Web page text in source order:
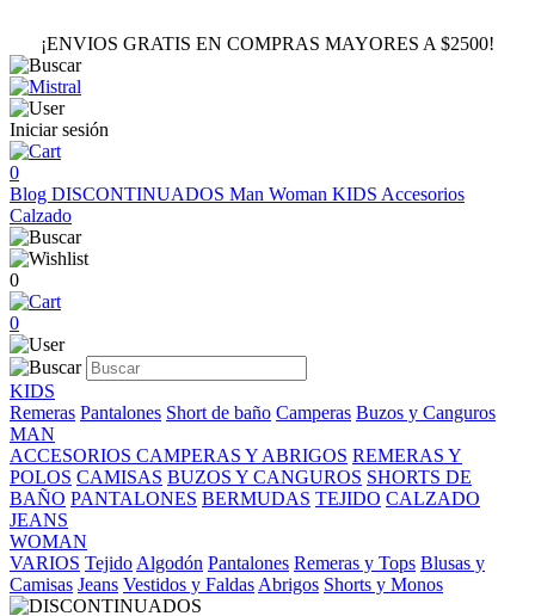
¡ENVIOS GRATIS EN COMPRAS MAYORES A $2500!
Iniciar sesión
0
Blog DISCONTINUADOS Man Woman KIDS Accesorios
Calzado
0
0
KIDS
Remeras Pantalones Short de baño Camperas Buzos y Canguros
MAN
ACCESORIOS CAMPERAS Y ABRIGOS REMERAS Y
POLOS CAMISAS BUZOS Y CANGUROS SHORTS DE
BAÑO PANTALONES BERMUDAS TEJIDO CALZADO
JEANS
WOMAN
VARIOS Tejido Algodón Pantalones Remeras y Tops Blusas y
Camisas Jeans Vestidos y Faldas Abrigos Shorts y Monos